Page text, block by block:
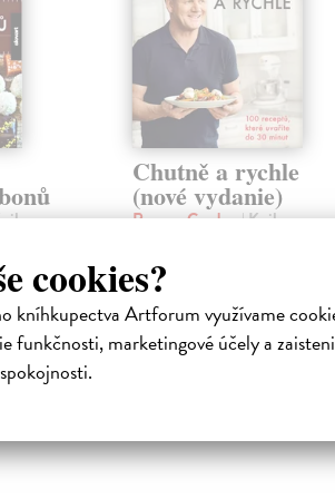
cookies?
kníhkupectva Artforum využívame
funkčnosti, marketingové účely a
Chutně a rychle
(nové vydanie)
Ramsay Gordon| Kniha
chutilo? Baví vás to, ale nemáte
dosť času?
Na sklade ?
23,66 €